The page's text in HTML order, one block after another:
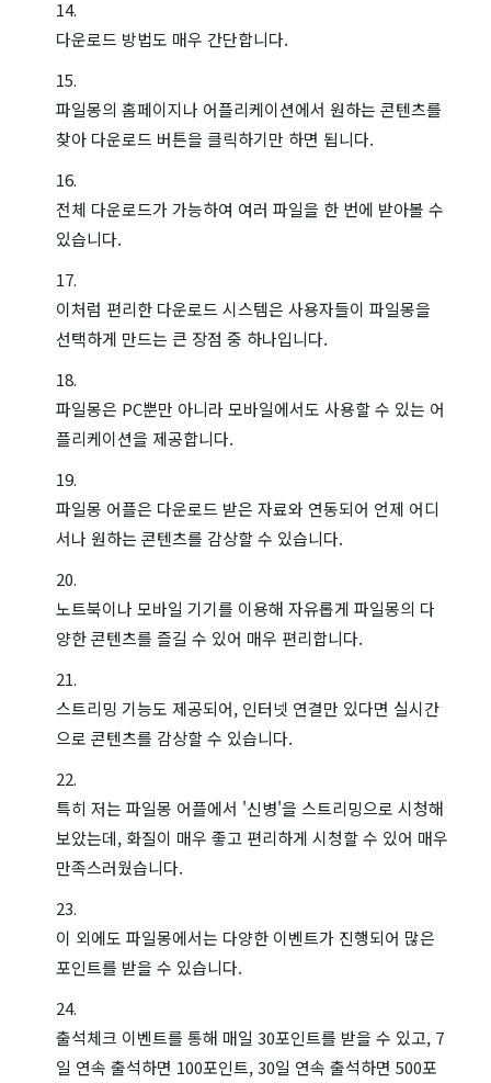
다운로드 방법도 매우 간단합니다.
파일몽의 홈페이지나 어플리케이션에서 원하는 콘텐츠를
찾아 다운로드 버튼을 클릭하기만 하면 됩니다.
전체 다운로드가 가능하여 여러 파일을 한 번에 받아볼 수
있습니다.
이처럼 편리한 다운로드 시스템은 사용자들이 파일몽을
선택하게 만드는 큰 장점 중 하나입니다.
파일몽은 PC뿐만 아니라 모바일에서도 사용할 수 있는 어
플리케이션을 제공합니다.
파일몽 어플은 다운로드 받은 자료와 연동되어 언제 어디
서나 원하는 콘텐츠를 감상할 수 있습니다.
노트북이나 모바일 기기를 이용해 자유롭게 파일몽의 다
양한 콘텐츠를 즐길 수 있어 매우 편리합니다.
스트리밍 기능도 제공되어, 인터넷 연결만 있다면 실시간
으로 콘텐츠를 감상할 수 있습니다.
특히 저는 파일몽 어플에서 '신병'을 스트리밍으로 시청해
보았는데, 화질이 매우 좋고 편리하게 시청할 수 있어 매우
만족스러웠습니다.
이 외에도 파일몽에서는 다양한 이벤트가 진행되어 많은
포인트를 받을 수 있습니다.
출석체크 이벤트를 통해 매일 30포인트를 받을 수 있고, 7
일 연속 출석하면 100포인트, 30일 연속 출석하면 500포